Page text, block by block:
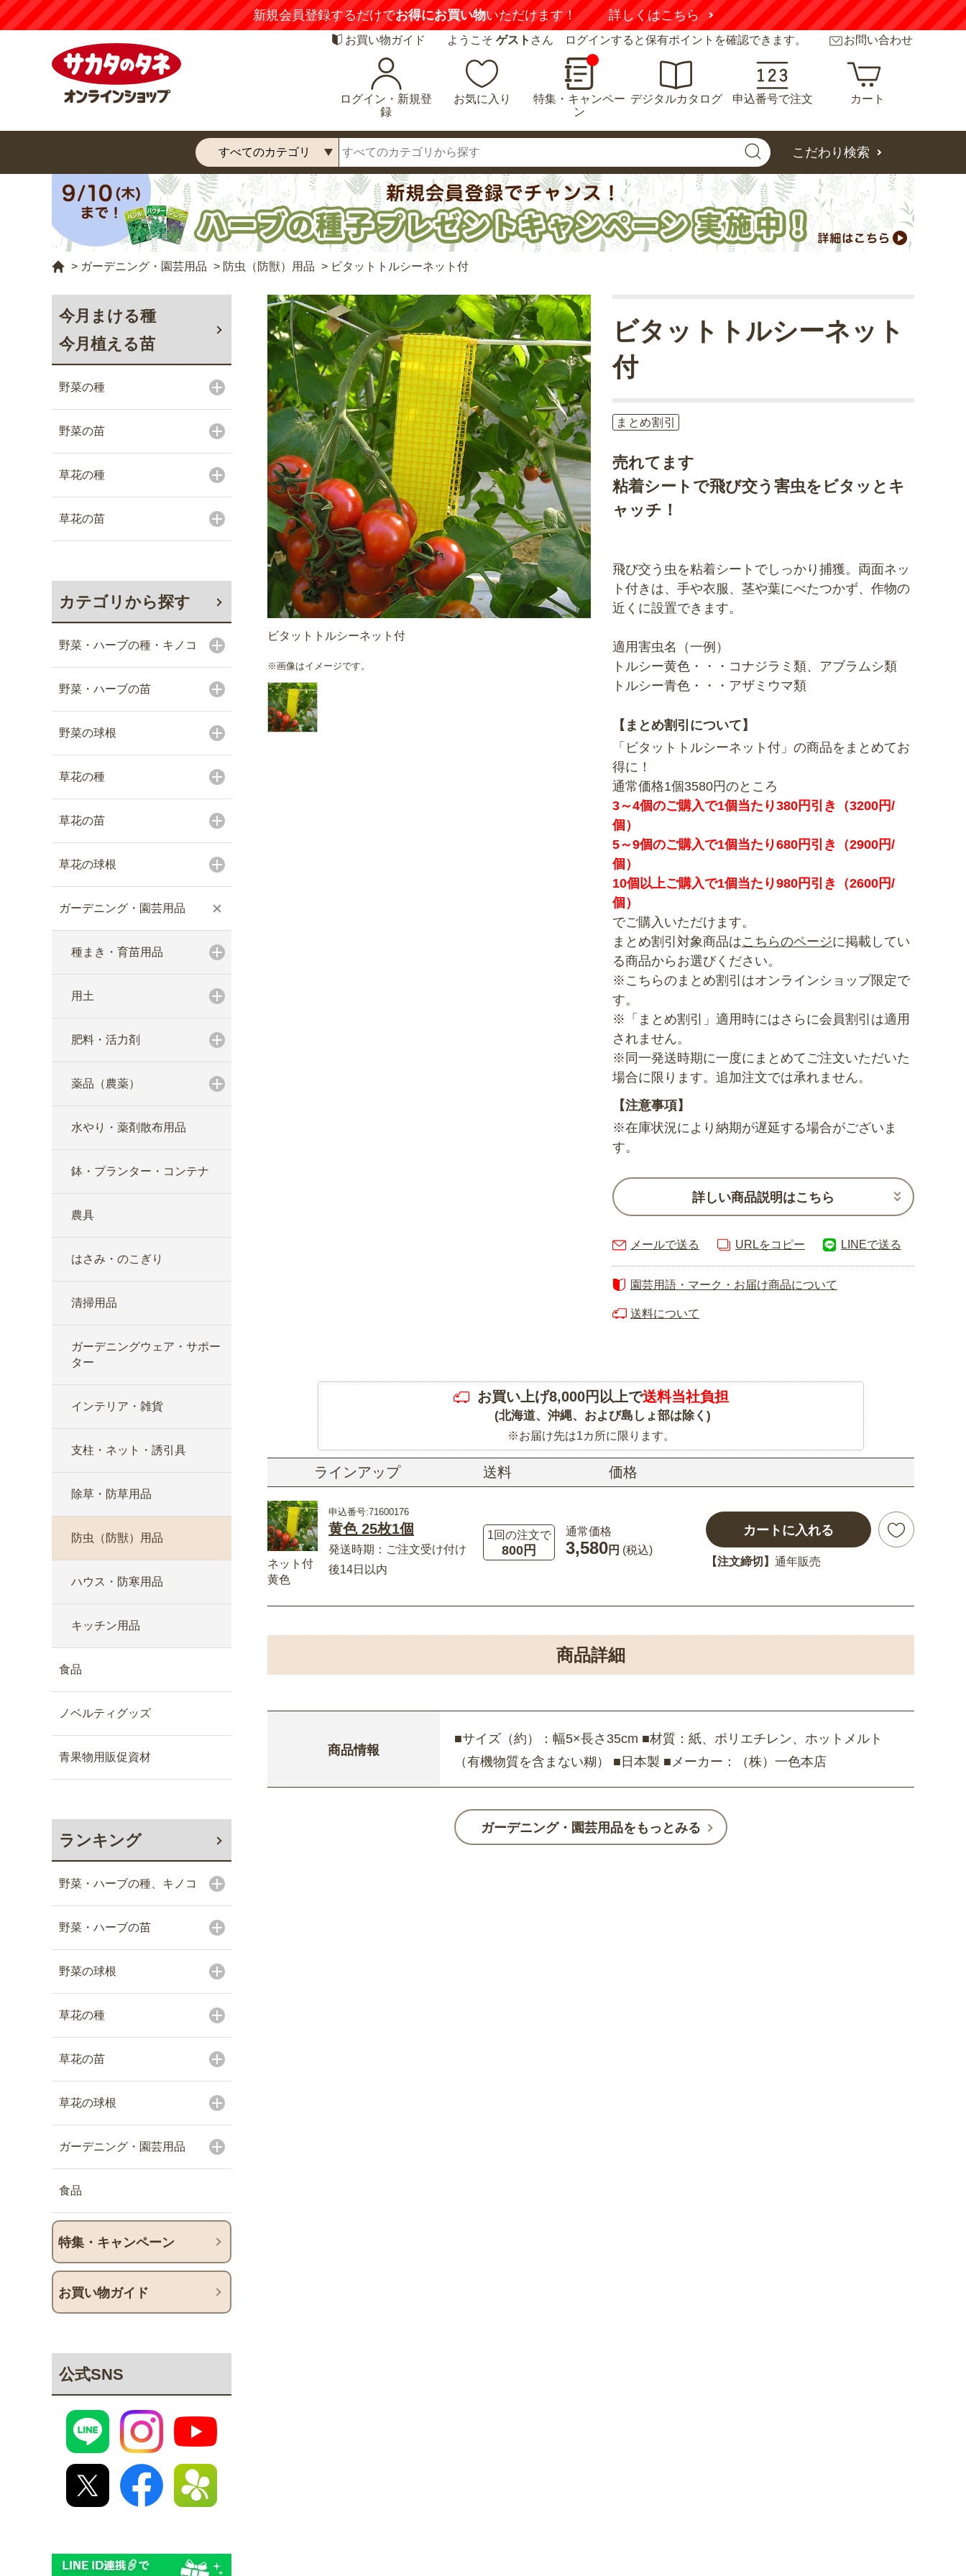
新規会員登録するだけでお得にお買い物いただけます！ 詳しくはこちら
お買い物ガイド ようこそ ゲスト さん ログインすると保有ポイントを確認できます。 お問い合わせ
ログイン・新規登
録
お気に入り
特集・キャンペー
ン
デジタルカタログ 申込番号で注文 カート
こだわり検索
> ガーデニング・園芸用品 > 防虫（防獣）用品 > ビタットトルシーネット付
今月まける種
今月植える苗
野菜の種
野菜の苗
草花の種
草花の苗
カテゴリから探す
野菜・ハーブの種・キノコ
野菜・ハーブの苗
野菜の球根
草花の種
草花の苗
草花の球根
ガーデニング・園芸用品
種まき・育苗用品
用土
肥料・活力剤
薬品（農薬）
水やり・薬剤散布用品
鉢・プランター・コンテナ
農具
はさみ・のこぎり
清掃用品
ガーデニングウェア・サポー
ター
インテリア・雑貨
支柱・ネット・誘引具
除草・防草用品
防虫（防獣）用品
ハウス・防寒用品
キッチン用品
食品
ノベルティグッズ
青果物用販促資材
ランキング
野菜・ハーブの種、キノコ
野菜・ハーブの苗
野菜の球根
草花の種
草花の苗
草花の球根
ガーデニング・園芸用品
食品
特集・キャンペーン
お買い物ガイド
公式SNS
ビタットトルシーネット付
※画像はイメージです。
まとめ割引
売れてます
粘着シートで飛び交う害虫をビタッとキ
ャッチ！
ビタットトルシーネット
付
飛び交う虫を粘着シートでしっかり捕獲。両面ネッ
ト付きは、手や衣服、茎や葉にべたつかず、作物の
近くに設置できます。
適用害虫名（一例）
トルシー黄色・・・コナジラミ類、アブラムシ類
トルシー青色・・・アザミウマ類
【まとめ割引について】
「ビタットトルシーネット付」の商品をまとめてお
得に！
通常価格1個3580円のところ
3～4個のご購入で1個当たり380円引き（3200円/
個）
5～9個のご購入で1個当たり680円引き（2900円/
個）
10個以上ご購入で1個当たり980円引き（2600円/
個）
でご購入いただけます。
まとめ割引対象商品はこちらのページに掲載してい
る商品からお選びください。
※こちらのまとめ割引はオンラインショップ限定で
す。
※「まとめ割引」適用時にはさらに会員割引は適用
されません。
※同一発送時期に一度にまとめてご注文いただいた
場合に限ります。追加注文では承れません。
【注意事項】
※在庫状況により納期が遅延する場合がございま
す。
詳しい商品説明はこちら
メールで送る URLをコピー LINEで送る
園芸用語・マーク・お届け商品について
送料について
お買い上げ8,000円以上で送料当社負担
(北海道、沖縄、および島しょ部は除く)
※お届け先は1カ所に限ります。
ラインアップ 送料 価格
ネット付
黄色
申込番号:71600176
黄色 25枚1個
発送時期：ご注文受け付け
後14日以内
1回の注文で
800円
通常価格
3,580円 (税込)
カートに入れる
【注文締切】 通年販売
商品詳細
商品情報
■サイズ（約）：幅5×長さ35cm ■材質：紙、ポリエチレン、ホットメルト
（有機物質を含まない糊） ■日本製 ■メーカー：（株）一色本店
ガーデニング・園芸用品をもっとみる